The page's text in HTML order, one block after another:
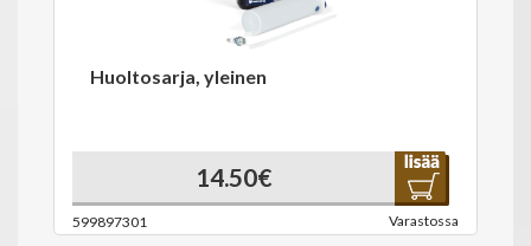
Huoltosarja, yleinen
14.50€
599897301 Varastossa